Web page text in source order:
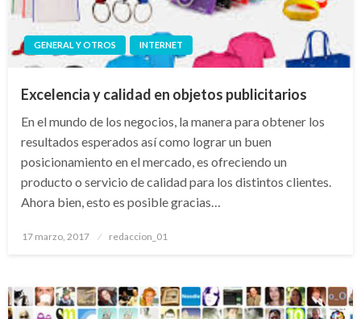
GENERAL Y OTROS INTERNET
Excelencia y calidad en objetos publicitarios
En el mundo de los negocios, la manera para obtener los
resultados esperados así como lograr un buen
posicionamiento en el mercado, es ofreciendo un
producto o servicio de calidad para los distintos clientes.
Ahora bien, esto es posible gracias…
Publicado
17 marzo, 2017 redaccion_01